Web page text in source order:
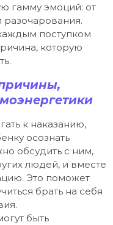
гамму эмоций: от
поступком
которую
к наказанию,
осознать
обсудить с ним,
людей, и вместе
Это поможет
брать на себя
быть